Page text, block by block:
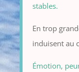
stables.
En trop
induisent au
Émotion,